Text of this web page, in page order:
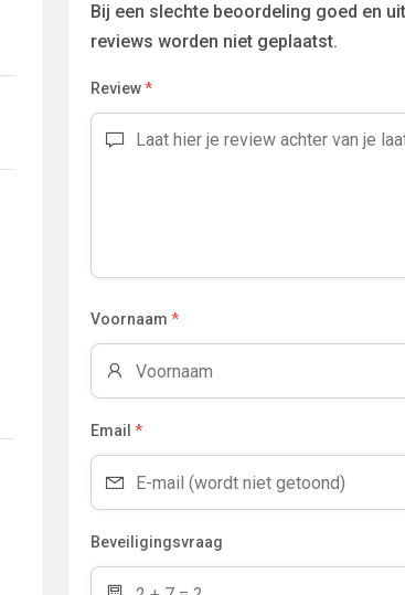
Bij een slechte beoordeling goed en
reviews worden niet geplaatst.
Review*
Voornaam *
Email *
Beveiligingsvraag